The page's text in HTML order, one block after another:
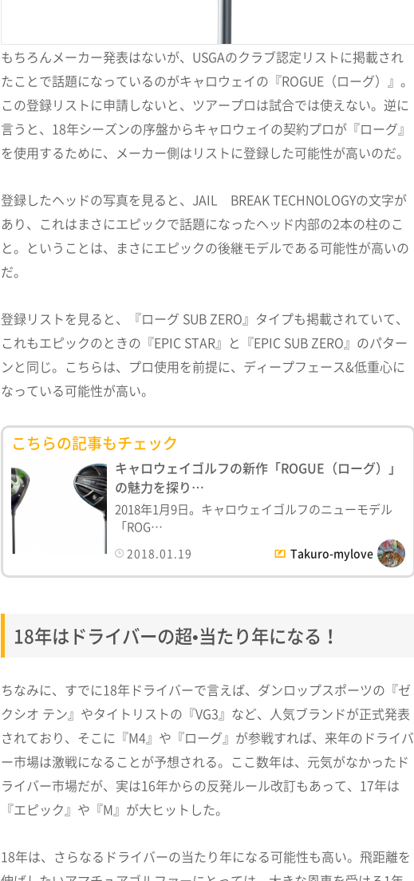
もちろんメーカー発表はないが、USGAのクラブ認定リストに掲載され
たことで話題になっているのがキャロウェイの『ROGUE（ローグ）』。
この登録リストに申請しないと、ツアープロは試合では使えない。逆に
言うと、18年シーズンの序盤からキャロウェイの契約プロが『ローグ』
を使用するために、メーカー側はリストに登録した可能性が高いのだ。
登録したヘッドの写真を見ると、JAIL BREAK TECHNOLOGYの文字が
あり、これはまさにエピックで話題になったヘッド内部の2本の柱のこ
と。ということは、まさにエピックの後継モデルである可能性が高いの
だ。
登録リストを見ると、『ローグ SUB ZERO』タイプも掲載されていて、
これもエピックのときの『EPIC STAR』と『EPIC SUB ZERO』のパター
ンと同じ。こちらは、プロ使用を前提に、ディープフェース&低重心に
なっている可能性が高い。
こちらの記事もチェック
キャロウェイゴルフの新作「ROGUE（ローグ）」
の魅力を探り…
2018年1月9日。キャロウェイゴルフのニューモデル
「ROG…
2018.01.19 Takuro-mylove
18年はドライバーの超•当たり年になる！
ちなみに、すでに18年ドライバーで言えば、ダンロップスポーツの『ゼ
クシオ テン』やタイトリストの『VG3』など、人気ブランドが正式発表
されており、そこに『M4』や『ローグ』が参戦すれば、来年のドライバ
ー市場は激戦になることが予想される。ここ数年は、元気がなかったド
ライバー市場だが、実は16年からの反発ルール改訂もあって、17年は
『エピック』や『M』が大ヒットした。
18年は、さらなるドライバーの当たり年になる可能性も高い。飛距離を